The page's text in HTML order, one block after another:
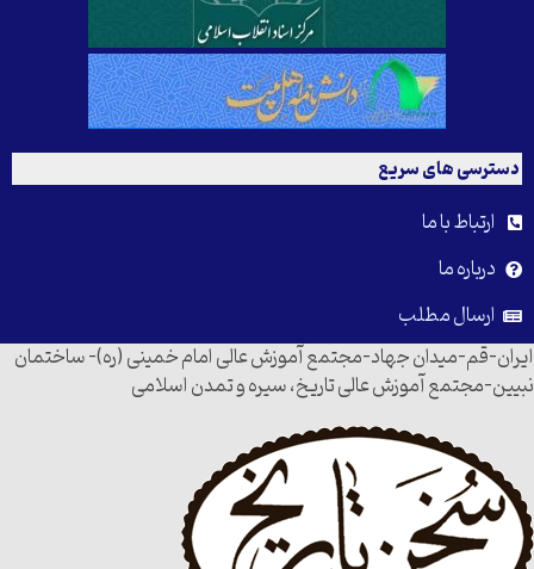
دسترسی های سریع
ارتباط با ما
درباره ما
ارسال مطلب
ایران-قم-میدان جهاد-مجتمع آموزش عالی امام خمینی (ره)- ساختمان
نبیین-مجتمع آموزش عالی تاریخ، سیره و تمدن اسلامی